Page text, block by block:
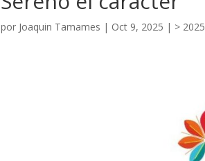
por Joaquin Tamames | Oct 9, 2025 | > 2025